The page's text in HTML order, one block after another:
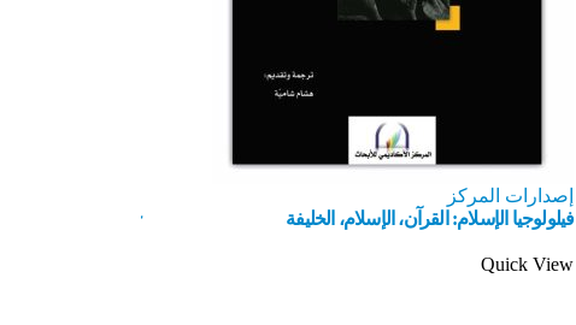
إصدارات المركز
فيلولوجيا الإسلام: القرآن، الإسلام، الخليفة
Quick View
كيف تتحمل